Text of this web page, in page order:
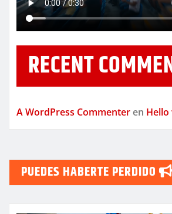
RECENT
A WordPress Commenter en
PUEDES HABERTE PERDIDO